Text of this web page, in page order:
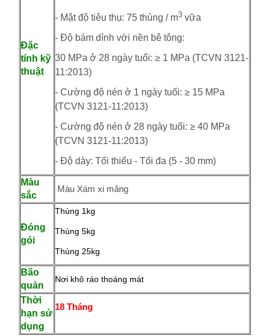
Đặc
tính kỹ
thuật
- Mật độ tiêu thụ: 75 thùng / m3vữa
- Độ bám dính với nền bê tông:
30 MPa ở 28 ngày tuổi: ≥ 1 MPa (TCVN 3121-
11:2013)
- Cường độ nén ở 1 ngày tuổi: ≥ 15 MPa
(TCVN 3121-11:2013)
- Cường độ nén ở 28 ngày tuổi: ≥ 40 MPa
(TCVN 3121-11:2013)
- Độ dày: Tối thiểu - Tối đa (5 - 30 mm)
Màu
sắc
Màu Xám xi măng
Đóng
gói
Thùng 1kg
Thùng 5kg
Thùng 25kg
Bão
quản
Nơi khô ráo thoáng mát
Thời
hạn sử
dụng
18 Tháng